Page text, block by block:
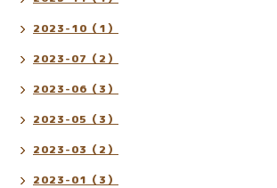
2023-10（1）
2023-07（2）
2023-06（3）
2023-05（3）
2023-03（2）
2023-01（3）